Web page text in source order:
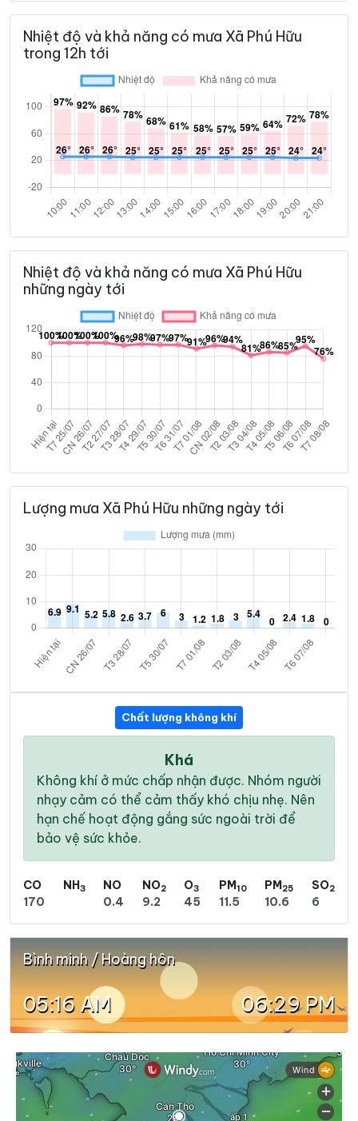
Nhiệt độ và khả năng có mưa Xã Phú Hữu
trong 12h tới
Nhiệt độ và khả năng có mưa Xã Phú Hữu
những ngày tới
Lượng mưa Xã Phú Hữu những ngày tới
Chất lượng không khí
Khá
Không khí ở mức chấp nhận được. Nhóm người
nhạy cảm có thể cảm thấy khó chịu nhẹ. Nên
hạn chế hoạt động gắng sức ngoài trời để
bảo vệ sức khỏe.
CO
170
NH3
NO
0.4
NO2
9.2
O3
45
PM10
11.5
PM25
10.6
SO2
6
Bình minh / Hoàng hôn
05:16 AM 06:29 PM